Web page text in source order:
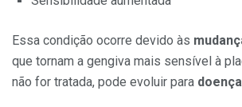
Essa condição ocorre devido às
que tornam a gengiva mais sensível à
não for tratada, pode evoluir para